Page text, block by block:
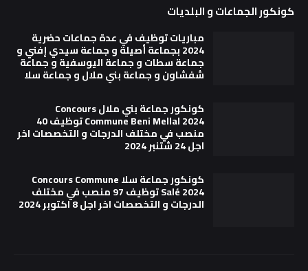
كونكور الجماعات و البلديات
مباريات توظيف في عدة جماعات حضرية
2024 بجماعة أصيلة و جماعة سيدي إفني و
جماعة سطات و جماعة اليوسفية و جماعة
شفشاون و جماعة بني ملال و جماعة سلا
كونكور جماعة بني ملال Concours
Commune Beni Mellal 2024 توظيف 40
منصب في مختلف الدرجات و التخصصات اخر
اجل 24 شتنبر 2024
كونكور جماعة سلا Concours Commune
Salé 2024 توظيف 97 منصب في مختلف
الدرجات و التخصصات اخر اجل 8 اكتوبر 2024